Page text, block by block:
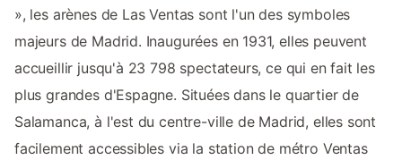
», les arènes de Las Ventas sont l'un des symboles
majeurs de Madrid. Inaugurées en 1931, elles peuvent
accueillir jusqu'à 23 798 spectateurs, ce qui en fait les
plus grandes d'Espagne. Situées dans le quartier de
Salamanca, à l'est du centre-ville de Madrid, elles sont
facilement accessibles via la station de métro Ventas